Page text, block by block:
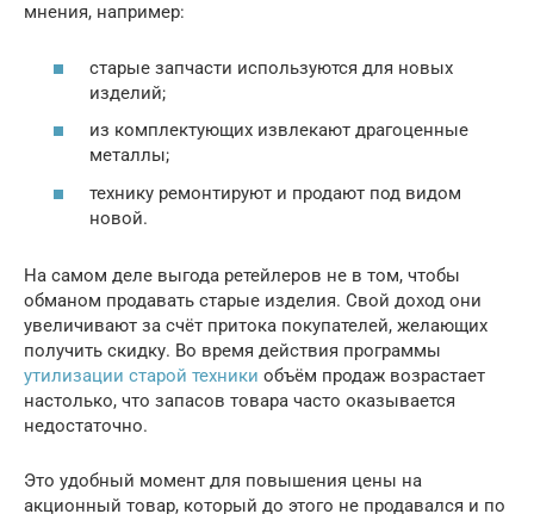
мнения, например:
старые запчасти используются для новых
изделий;
из комплектующих извлекают драгоценные
металлы;
технику ремонтируют и продают под видом
новой.
На самом деле выгода ретейлеров не в том, чтобы
обманом продавать старые изделия. Свой доход они
увеличивают за счёт притока покупателей, желающих
получить скидку. Во время действия программы
утилизации старой техники объём продаж возрастает
настолько, что запасов товара часто оказывается
недостаточно.
Это удобный момент для повышения цены на
акционный товар, который до этого не продавался и по